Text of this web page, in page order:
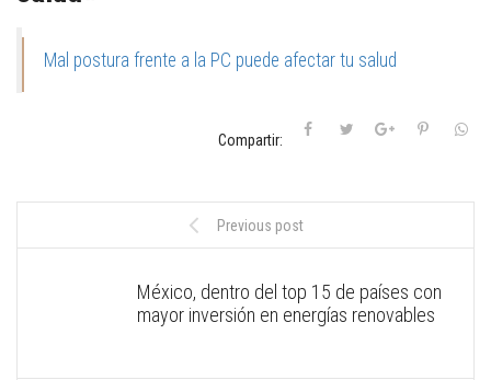
Mal postura frente a la PC puede afectar tu salud
Compartir:
Previous post
México, dentro del top 15 de países con
mayor inversión en energías renovables